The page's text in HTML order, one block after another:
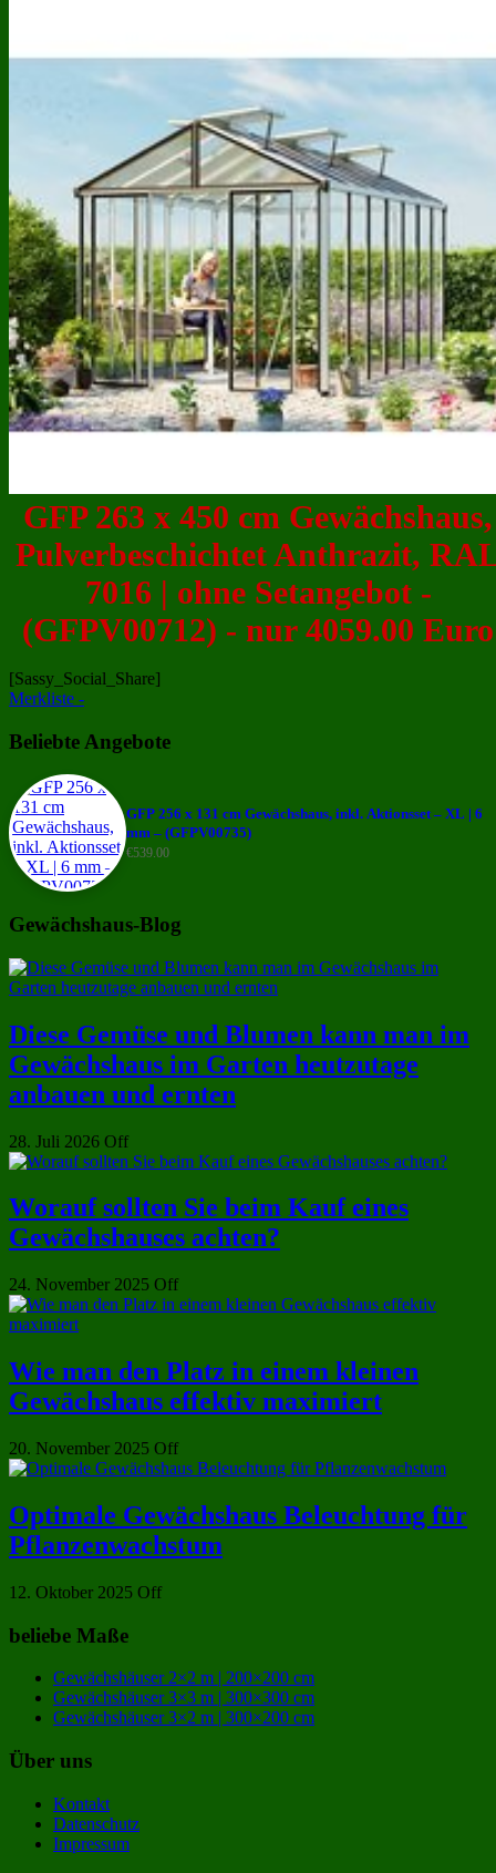
GFP 263 x 450 cm Gewächshaus,
Pulverbeschichtet Anthrazit,
7016 | ohne Setangebot -
(GFPV00712) - nur 4059.00 Euro
[Sassy_Social_Share]
Merkliste -
Beliebte Angebote
GFP 256 x 131 cm Gewächshaus, inkl. Aktionsset – XL | 6
mm – (GFPV00735)
€539.00
Gewächshaus-Blog
Diese Gemüse und Blumen kann man im
Gewächshaus im Garten heutzutage
anbauen und ernten
28. Juli 2026 Off
Worauf sollten Sie beim Kauf eines
Gewächshauses achten?
24. November 2025 Off
Wie man den Platz in einem kleinen
Gewächshaus effektiv maximiert
20. November 2025 Off
Optimale Gewächshaus Beleuchtung für
Pflanzenwachstum
12. Oktober 2025 Off
beliebe Maße
Gewächshäuser 2×2 m | 200×200 cm
Gewächshäuser 3×3 m | 300×300 cm
Gewächshäuser 3×2 m | 300×200 cm
Über uns
Kontakt
Datenschutz
Impressum